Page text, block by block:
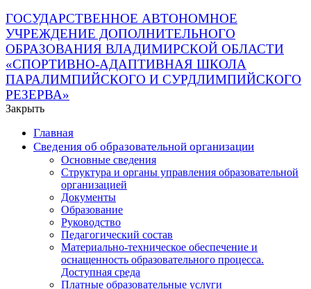
ГОСУДАРСТВЕННОЕ АВТОНОМНОЕ
УЧРЕЖДЕНИЕ ДОПОЛНИТЕЛЬНОГО
ОБРАЗОВАНИЯ ВЛАДИМИРСКОЙ ОБЛАСТИ
«СПОРТИВНО-АДАПТИВНАЯ ШКОЛА
ПАРАЛИМПИЙСКОГО И СУРДЛИМПИЙСКОГО
РЕЗЕРВА»
Закрыть
Главная
Сведения об образовательной организации
Основные сведения
Структура и органы управления образовательной
организацией
Документы
Образование
Руководство
Педагогический состав
Материально-техническое обеспечение и
оснащенность образовательного процесса.
Доступная среда
Платные образовательные услуги